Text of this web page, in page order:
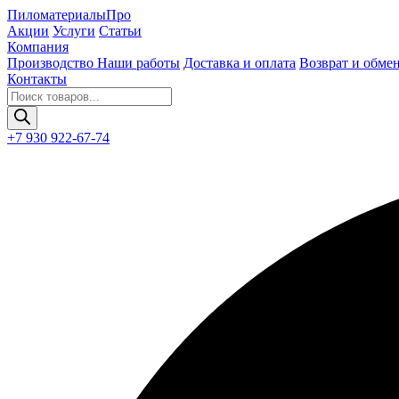
ПиломатериалыПро
Акции Услуги Статьи
Компания
Производство Наши работы Доставка и оплата Возврат и
Контакты
Поиск
товаров
+7 930 922-67-74